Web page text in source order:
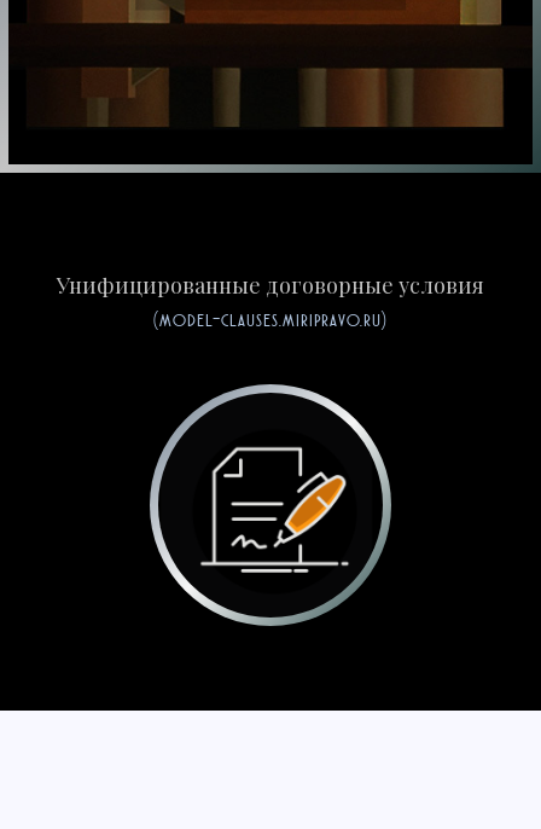
Унифицированные договорные условия
(model-clauses.miripravo.ru)